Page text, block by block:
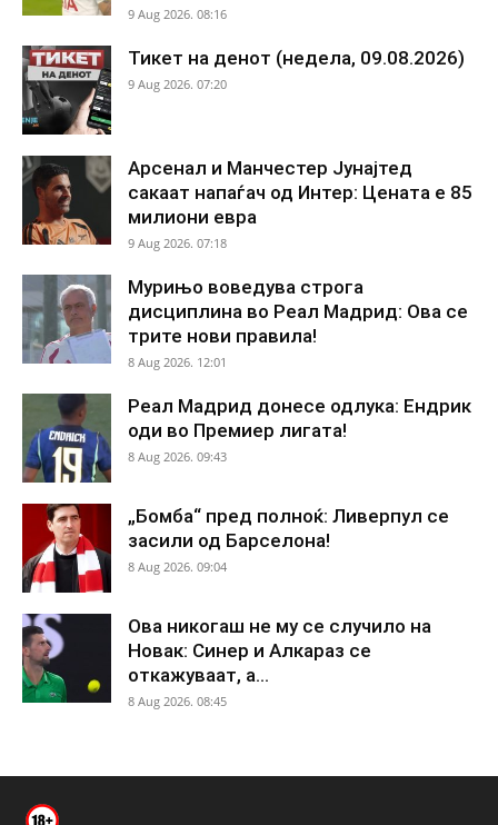
9 Aug 2026. 08:16
Тикет на денот (недела, 09.08.2026)
9 Aug 2026. 07:20
Арсенал и Манчестер Јунајтед
сакаат напаѓач од Интер: Цената е 85
милиони евра
9 Aug 2026. 07:18
Мурињо воведува строга
дисциплина во Реал Мадрид: Ова се
трите нови правила!
8 Aug 2026. 12:01
Реал Мадрид донесе одлука: Ендрик
оди во Премиер лигата!
8 Aug 2026. 09:43
„Бомба“ пред полноќ: Ливерпул се
засили од Барселона!
8 Aug 2026. 09:04
Ова никогаш не му се случило на
Новак: Синер и Алкараз се
откажуваат, а...
8 Aug 2026. 08:45